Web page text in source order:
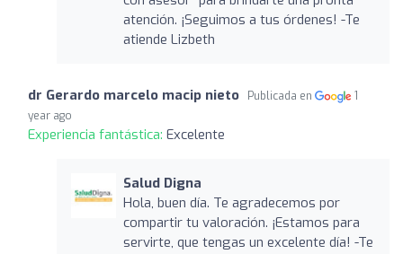
atención. ¡Seguimos a tus órdenes! -Te
atiende Lizbeth
dr Gerardo marcelo macip nieto Publicada en
1
year ago
Experiencia fantástica: Excelente
Salud Digna
Hola, buen día. Te agradecemos por
compartir tu valoración. ¡Estamos para
servirte, que tengas un excelente día! -Te